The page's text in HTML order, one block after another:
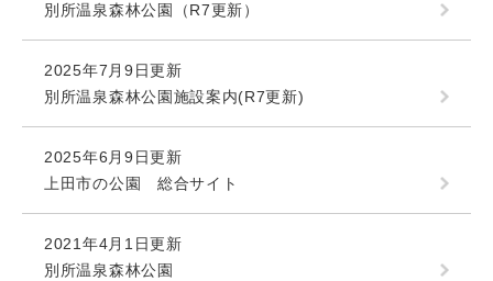
別所温泉森林公園（R7更新）
2025年7月9日更新
別所温泉森林公園施設案内(R7更新)
2025年6月9日更新
上田市の公園 総合サイト
2021年4月1日更新
別所温泉森林公園